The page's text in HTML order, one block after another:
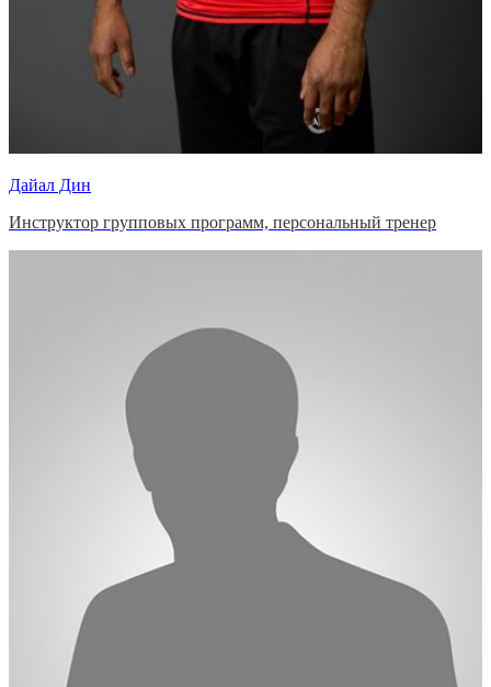
Дайал Дин
Инструктор групповых программ, персональный тренер